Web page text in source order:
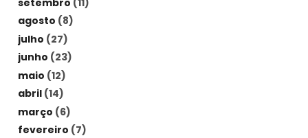
agosto (8)
julho (27)
junho (23)
maio (12)
abril (14)
março (6)
fevereiro (7)